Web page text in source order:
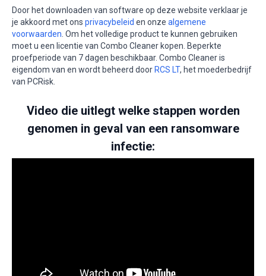
Door het downloaden van software op deze website verklaar je
je akkoord met ons privacybeleid en onze algemene
voorwaarden. Om het volledige product te kunnen gebruiken
moet u een licentie van Combo Cleaner kopen. Beperkte
proefperiode van 7 dagen beschikbaar. Combo Cleaner is
eigendom van en wordt beheerd door RCS LT, het moederbedrijf
van PCRisk.
Video die uitlegt welke stappen worden
genomen in geval van een ransomware
infectie: